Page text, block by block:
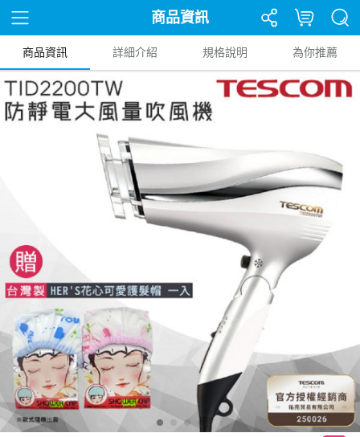
商品資訊
商品資訊 詳細介紹 規格說明 為你推薦